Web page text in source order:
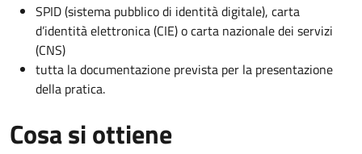
SPID (sistema pubblico di identità digitale), carta
d’identità elettronica (CIE) o carta nazionale dei servizi
(CNS)
tutta la documentazione prevista per la presentazione
della pratica.
Cosa si ottiene